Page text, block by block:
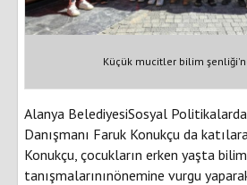
Küçük mucitler bilim
Alanya BelediyesiSosyal
Danışmanı Faruk Konukçu da
Konukçu, çocukların erken yaşta
tanışmalarınınönemine vurgu